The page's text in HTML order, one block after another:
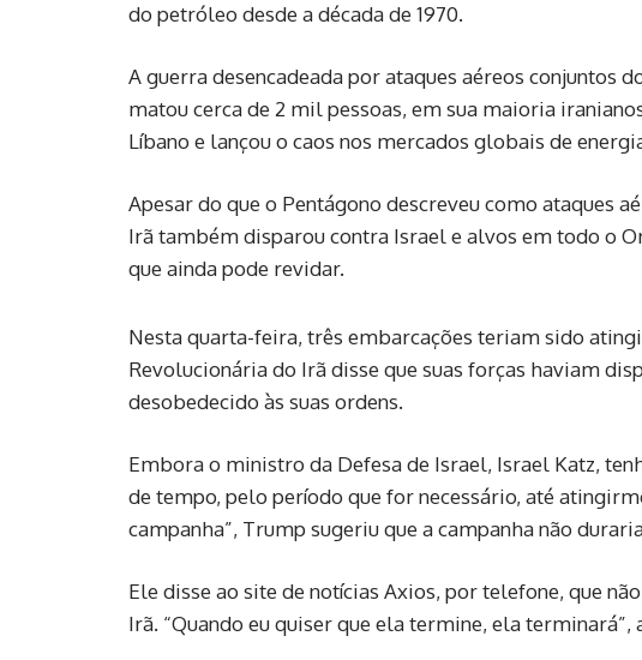
do petróleo desde a década de 1970.
A guerra desencadeada por ataques aéreos conjuntos
matou cerca de 2 mil pessoas, em sua maioria
Líbano e lançou o caos nos mercados globais de
Apesar do que o Pentágono descreveu como ataques
Irã também disparou contra Israel e alvos em todo o
que ainda pode revidar.
Nesta quarta-feira, três embarcações teriam sido
Revolucionária do Irã disse que suas forças haviam
desobedecido às suas ordens.
Embora o ministro da Defesa de Israel, Israel Katz,
de tempo, pelo período que for necessário, ⁠até
campanha”, Trump sugeriu que a campanha não
Ele disse ao site de notícias Axios, por telefone, que
Irã. “Quando ⁠eu quiser que ela termine, ela terminará”,